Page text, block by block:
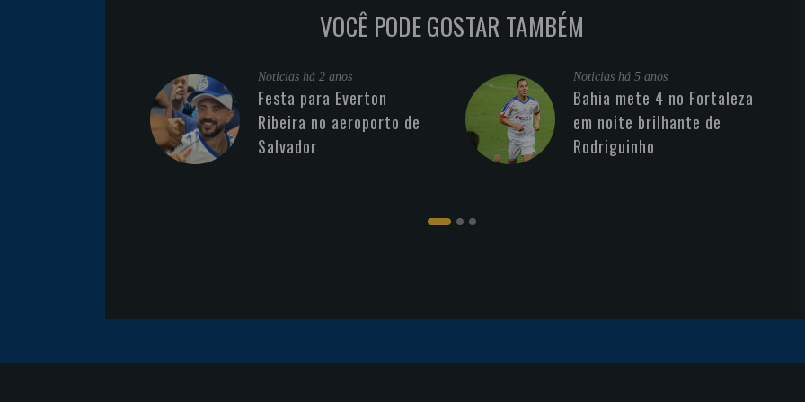
VOCÊ PODE GOSTAR TAMBÉM
Noticias há 2 anos
Festa para Everton
Ribeira no aeroporto de
Salvador
Noticias há 5 anos
Bahia mete 4 no Fortaleza
em noite brilhante de
Rodriguinho